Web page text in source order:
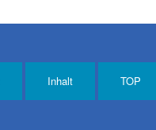
Inhalt TOP